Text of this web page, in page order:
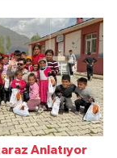
Anlatıyor